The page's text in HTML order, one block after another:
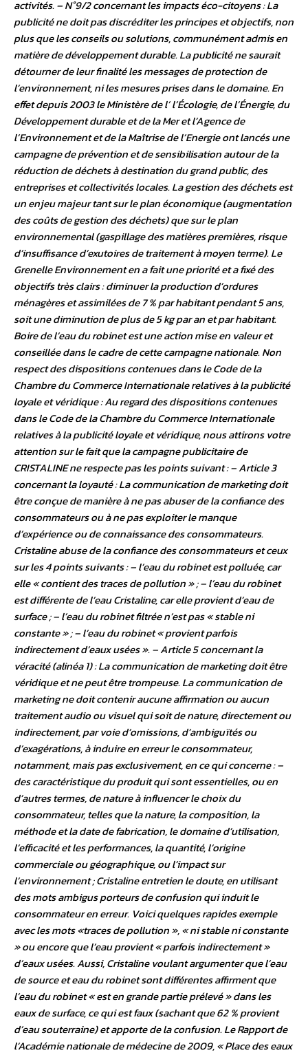
activités. – N°9/2 concernant les impacts éco-citoyens : La
publicité ne doit pas discréditer les principes et objectifs, non
plus que les conseils ou solutions, communément admis en
matière de développement durable. La publicité ne saurait
détourner de leur finalité les messages de protection de
l’environnement, ni les mesures prises dans le domaine. En
effet depuis 2003 le Ministère de l’ l’Écologie, de l’Énergie, du
Développement durable et de la Mer et l’Agence de
l’Environnement et de la Maîtrise de l’Energie ont lancés une
campagne de prévention et de sensibilisation autour de la
réduction de déchets à destination du grand public, des
entreprises et collectivités locales. La gestion des déchets est
un enjeu majeur tant sur le plan économique (augmentation
des coûts de gestion des déchets) que sur le plan
environnemental (gaspillage des matières premières, risque
d’insuffisance d’exutoires de traitement à moyen terme). Le
Grenelle Environnement en a fait une priorité et a fixé des
objectifs très clairs : diminuer la production d’ordures
ménagères et assimilées de 7 % par habitant pendant 5 ans,
soit une diminution de plus de 5 kg par an et par habitant.
Boire de l’eau du robinet est une action mise en valeur et
conseillée dans le cadre de cette campagne nationale. Non
respect des dispositions contenues dans le Code de la
Chambre du Commerce Internationale relatives à la publicité
loyale et véridique : Au regard des dispositions contenues
dans le Code de la Chambre du Commerce Internationale
relatives à la publicité loyale et véridique, nous attirons votre
attention sur le fait que la campagne publicitaire de
CRISTALINE ne respecte pas les points suivant : – Article 3
concernant la loyauté : La communication de marketing doit
être conçue de manière à ne pas abuser de la confiance des
consommateurs ou à ne pas exploiter le manque
d’expérience ou de connaissance des consommateurs.
Cristaline abuse de la confiance des consommateurs et ceux
sur les 4 points suivants : – l’eau du robinet est polluée, car
elle « contient des traces de pollution » ; – l’eau du robinet
est différente de l’eau Cristaline, car elle provient d’eau de
surface ; – l’eau du robinet filtrée n’est pas « stable ni
constante » ; – l’eau du robinet « provient parfois
indirectement d’eaux usées ». – Article 5 concernant la
véracité (alinéa 1) : La communication de marketing doit être
véridique et ne peut être trompeuse. La communication de
marketing ne doit contenir aucune affirmation ou aucun
traitement audio ou visuel qui soit de nature, directement ou
indirectement, par voie d’omissions, d’ambiguïtés ou
d’exagérations, à induire en erreur le consommateur,
notamment, mais pas exclusivement, en ce qui concerne : –
des caractéristique du produit qui sont essentielles, ou en
d’autres termes, de nature à influencer le choix du
consommateur, telles que la nature, la composition, la
méthode et la date de fabrication, le domaine d’utilisation,
l’efficacité et les performances, la quantité, l’origine
commerciale ou géographique, ou l’impact sur
l’environnement ; Cristaline entretien le doute, en utilisant
des mots ambigus porteurs de confusion qui induit le
consommateur en erreur. Voici quelques rapides exemple
avec les mots «traces de pollution », « ni stable ni constante
» ou encore que l’eau provient « parfois indirectement »
d’eaux usées. Aussi, Cristaline voulant argumenter que l’eau
de source et eau du robinet sont différentes affirment que
l’eau du robinet « est en grande partie prélevé » dans les
eaux de surface, ce qui est faux (sachant que 62 % provient
d’eau souterraine) et apporte de la confusion. Le Rapport de
l’Académie nationale de médecine de 2009, « Place des eaux